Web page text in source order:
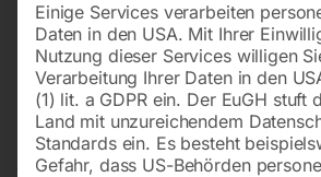
Einige Services verarbeiten
Daten in den USA. Mit Ihrer
Nutzung dieser Services willigen
Verarbeitung Ihrer Daten in den
(1) lit. a GDPR ein. Der EuGH stuft
Land mit unzureichendem
Standards ein. Es besteht
Gefahr, dass US-Behörden